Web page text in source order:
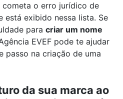
cometa o erro jurídico de
está exibido nessa lista. Se
para criar um nome
EVEF pode te ajudar
passo na criação de uma
da sua marca ao